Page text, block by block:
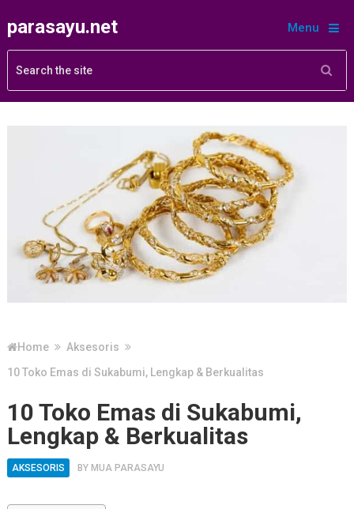
parasayu.net Menu
Home
Aksesoris
10 Toko Emas di Sukabumi, Lengkap & Berkualitas
10 Toko Emas di Sukabumi,
Lengkap & Berkualitas
AKSESORIS BY MUA PARASAYU